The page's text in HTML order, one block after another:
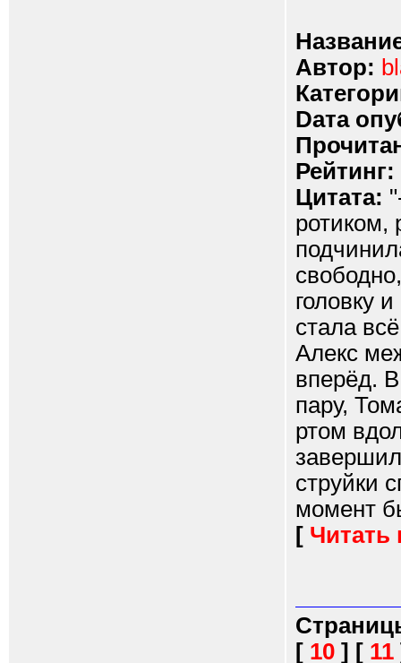
Автор:
Dата
Рейтинг:
Цитата:
ротиком,
головку
стала
Алекс
вперёд.
пару,
ртом
струйки
момент
[ Читать
[ 10 ] [ 11